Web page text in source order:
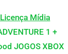
Mídia
1 +
JOGOS XBOX